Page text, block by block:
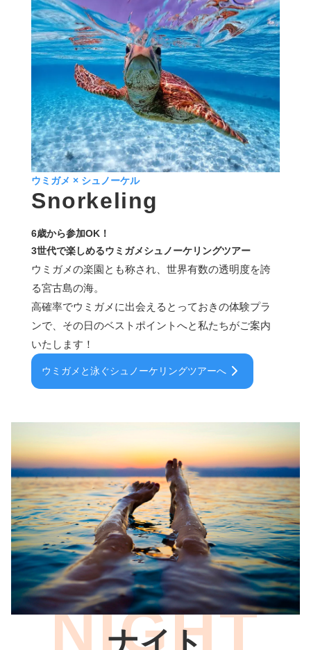
ウミガメ × シュノーケル
Snorkeling
6歳から参加OK！
3世代で楽しめるウミガメシュノーケリングツアー
ウミガメの楽園とも称され、世界有数の透明度を誇
る宮古島の海。
高確率でウミガメに出会えるとっておきの体験プラ
ンで、その日のベストポイントへと私たちがご案内
いたします！
ウミガメと泳ぐシュノーケリングツアーへ
ナイト